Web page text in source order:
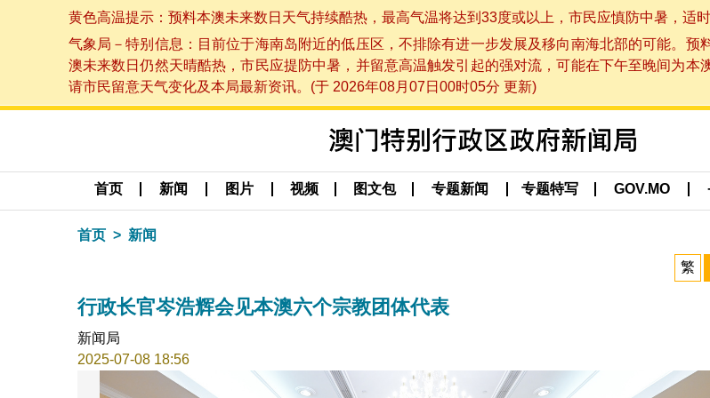
黄色高温提示：预料本澳未来数日天气持续酷热，最高气温将达到33度或以上，市民应慎防中暑，适
气象局－特别信息：目前位于海南岛附近的低压区，不排除有进一步发展及移向南海北部的可能。
澳未来数日仍然天晴酷热，市民应提防中暑，并留意高温触发引起的强对流，可能在下午至晚间为本
请市民留意天气变化及本局最新资讯。(于 2026年08月07日00时05分 更新)
首页 新闻 图片 视频 图文包 专题新闻 专题特写 GOV.MO
首页 新闻
繁
行政长官岑浩辉会见本澳六个宗教团体代表
新闻局
2025-07-08 18:56